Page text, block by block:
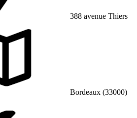
388 avenue Thiers
Bordeaux (33000)